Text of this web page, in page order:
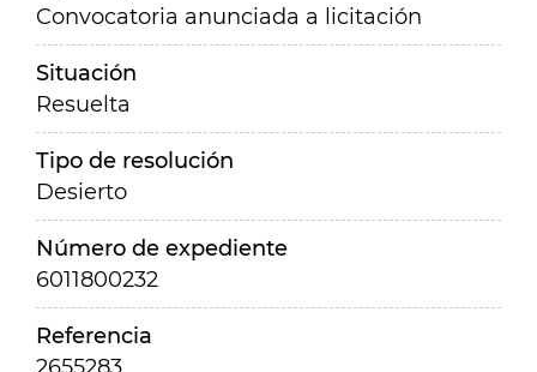
Convocatoria anunciada a licitación
Situación
Resuelta
Tipo de resolución
Desierto
Número de expediente
6011800232
Referencia